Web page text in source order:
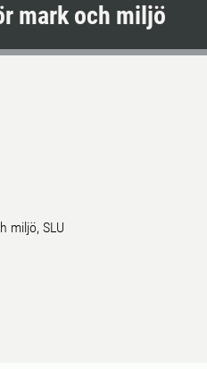
mark och miljö
miljö, SLU